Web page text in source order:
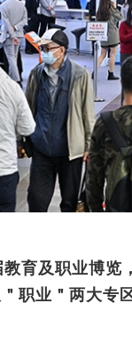
育及职业博
职业＂两大专